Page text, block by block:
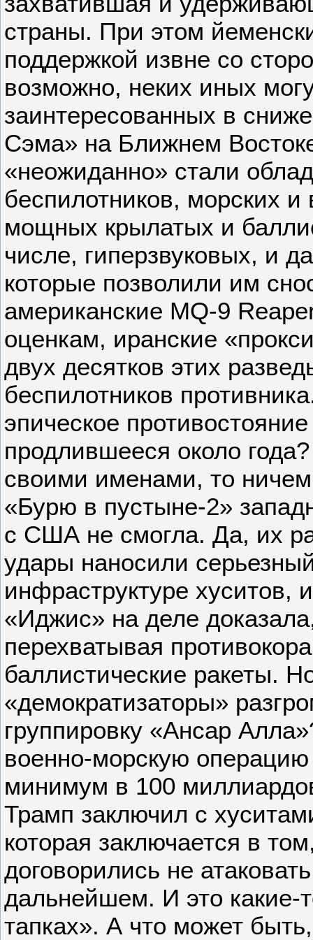
страны. При этом
поддержкой извне со
возможно, неких иных
заинтересованных в
Сэма» на Ближнем
«неожиданно» стали
беспилотников, морских
мощных крылатых и
числе, гиперзвуковых, и
которые позволили им
американские MQ-9
оценкам, иранские
двух десятков этих
беспилотников
эпическое
продлившееся около
своими именами, то
«Бурю в пустыне-2»
с США не смогла. Да, их
удары наносили
инфраструктуре
«Иджис» на деле
перехватывая
баллистические ракеты.
«демократизаторы»
группировку «Ансар
военно-морскую
минимум в 100
Трамп заключил с
которая заключается в
договорились не
дальнейшем. И это какие-
тапках». А что может